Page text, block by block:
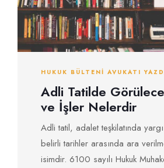
HUKUK BÜLTENI AVUKATI
Adli Tatilde
ve İşler Nelerdir
Adli tatil, adalet teşkilatında
belirli tarihler arasında ara
isimdir. 6100 sayılı Hukuk